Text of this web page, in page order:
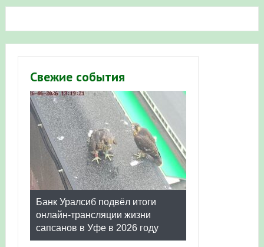
Свежие события
Банк Уралсиб подвёл итоги
онлайн-трансляции жизни
сапсанов в Уфе в 2026 году